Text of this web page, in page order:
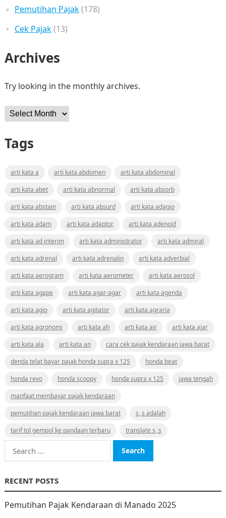
Pemutihan Pajak(178)
Cek Pajak(13)
Archives
Try looking in the monthly archives.
Archives
Tags
arti kata a arti kata abdomen
arti kata abdominal
arti kata abet
arti kata abnormal
arti kata absorb
arti kata abstain
arti kata absurd
arti kata adagio
arti kata adam
arti kata adaptor
arti kata adenoid
arti kata ad interim
arti kata administrator
arti kata admiral
arti kata adrenal
arti kata adrenalin
arti kata adverbial
arti kata aerogram
arti kata aerometer
arti kata aerosol
arti kata agape
arti kata agar-agar
arti kata agenda
arti kata agio
arti kata agitator
arti kata agraria
arti kata agronomi
arti kata ah arti kata air
arti kata ajar
arti kata ala
arti kata an
cara cek pajak kendaraan jawa barat
denda telat bayar pajak honda supra x 125
honda beat
honda revo
honda scoopy honda supra x 125
jawa tengah
manfaat membayar pajak kendaraan
pemutihan pajak kendaraan jawa barat
s, s adalah
tarif tol gempol ke pandaan terbaru
translate s, s
Search
for:
RECENT POSTS
Pemutihan Pajak Kendaraan di Manado 2025